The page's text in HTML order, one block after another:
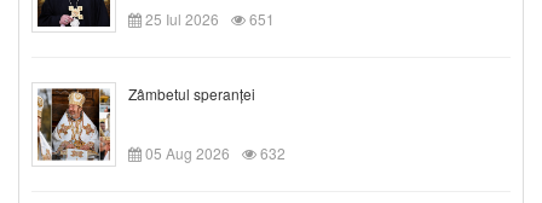
25 Iul 2026
651
Zâmbetul speranței
05 Aug 2026 632